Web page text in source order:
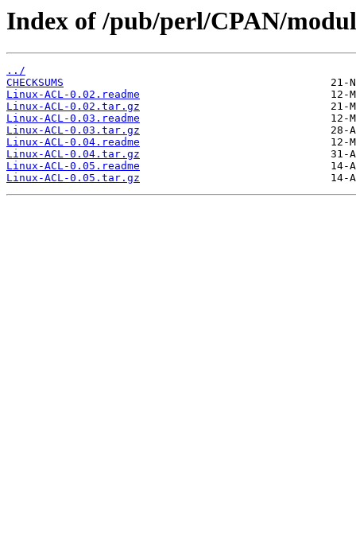
Index of /pub/perl/CPAN/
../
CHECKSUMS
Linux-ACL-0.02.readme
Linux-ACL-0.02.tar.gz
Linux-ACL-0.03.readme
Linux-ACL-0.03.tar.gz
Linux-ACL-0.04.readme
Linux-ACL-0.04.tar.gz
Linux-ACL-0.05.readme
Linux-ACL-0.05.tar.gz